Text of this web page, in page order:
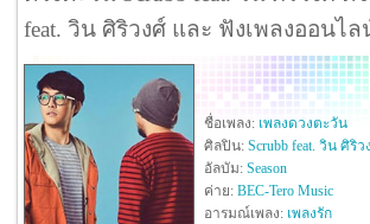
feat. วิน ศิริวงศ์ และ ฟังเพลงออนไล
ชื่อเพลง: เพลงดวงตะวัน
ศิลปิน: Scrubb feat. วิน ศิริว
อัลบัม: Season
ค่าย: BEC-Tero Music
อารมณ์เพลง: เพลงรัก